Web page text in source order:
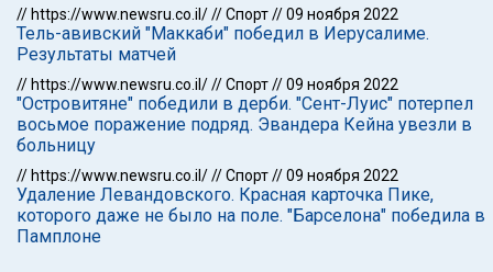
// https://www.newsru.co.il///Спорт//09 ноября 2022
Тель-авивский "Маккаби" победил в Иерусалиме.
Результаты матчей
// https://www.newsru.co.il///Спорт//09 ноября 2022
"Островитяне" победили в дерби. "Сент-Луис" потерпел
восьмое поражение подряд. Эвандера Кейна увезли в
больницу
// https://www.newsru.co.il///Спорт//09 ноября 2022
Удаление Левандовского. Красная карточка Пике,
которого даже не было на поле. "Барселона" победила в
Памплоне